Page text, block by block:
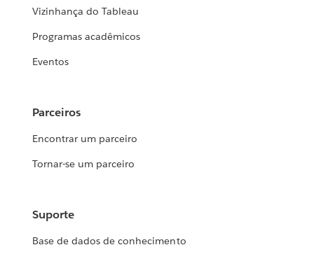
Vizinhança do Tableau
Programas acadêmicos
Eventos
Parceiros
Encontrar um parceiro
Tornar-se um parceiro
Suporte
Base de dados de conhecimento